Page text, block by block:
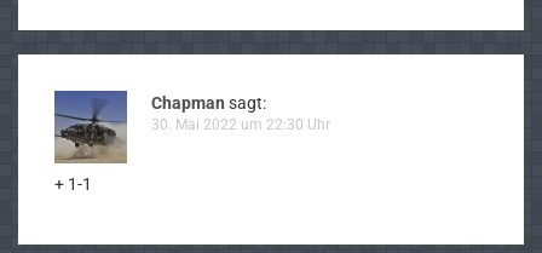
Chapman sagt:
30. Mai 2022 um 22:30 Uhr
+ 1-1